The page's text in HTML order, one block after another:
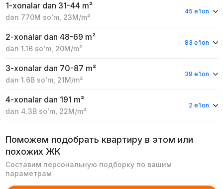
1-xonalar dan 31-44 m²
dan 770M soʻm, 23M/m²
45 e'lon
2-xonalar dan 48-69 m²
dan 1.1B soʻm, 20M/m²
83 e'lon
3-xonalar dan 70-87 m²
dan 1.6B soʻm, 21M/m²
39 e'lon
4-xonalar dan 191 m²
dan 4.3B soʻm, 22M/m²
2 e'lon
Поможем подобрать квартиру в этом или
похожих ЖК
Составим персональную подборку по вашим
параметрам